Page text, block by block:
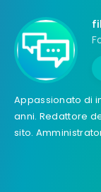
Appassionato di
anni. Redattore
sito.